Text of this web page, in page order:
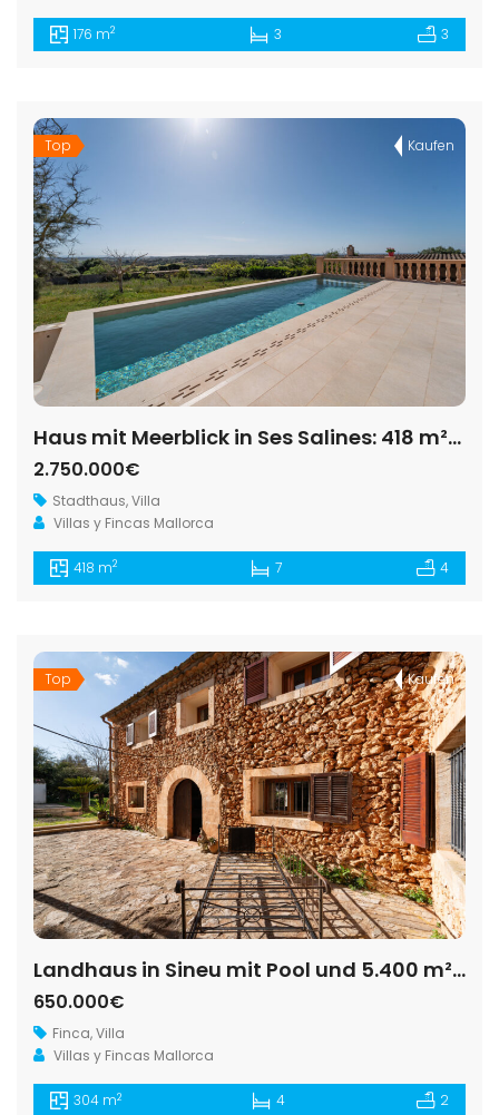
176 m2 3 3
Top Kaufen
Haus mit Meerblick in Ses Salines: 418 m², 7 Schlafzimmer, Pool
2.750.000€
Stadthaus,Villa
Villas y Fincas Mallorca
418 m2 7 4
Top Kaufen
Landhaus in Sineu mit Pool und 5.400 m² Grundstück
650.000€
Finca,Villa
Villas y Fincas Mallorca
304 m2 4 2